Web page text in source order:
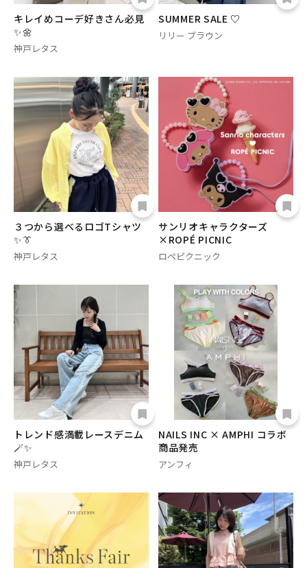
キレイめコーデ好きさん必見
✨🌼
神戸レタス
SUMMER SALE ♡
リリー ブラウン
３つから選べるロゴTシャツ
✨👔
神戸レタス
サンリオキャラクターズ
×ROPÉ PICNIC
ロペピクニック
トレンド感満載レースデニム
🪄✨
神戸レタス
NAILS INC × AMPHI コラボ
商品発売
アンフィ